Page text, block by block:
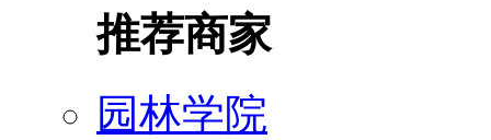
推荐商家
园林学院